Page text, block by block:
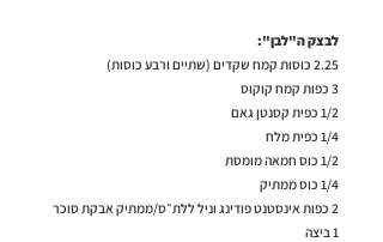
לבצק ה"לבן":
2.25 כוסות קמח שקדים (שתיים ורבע כוסות)
3 כפות קמח קוקוס
1/2 כפית קסנטן גאם
1/4 כפית מלח
1/2 כוס חמאה מומסת
1/4 כוס ממתיק
2 כפות אינסטנט פודינג וניל ללת״ס/ממתיק אבקת סוכר
1 ביצה